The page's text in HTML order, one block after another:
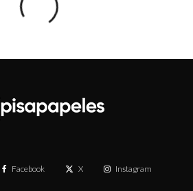
Facebook X Instagram